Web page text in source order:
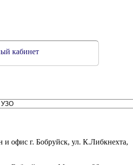
кабинет
и офис г. Бобруйск, ул. К.Либкнехта,